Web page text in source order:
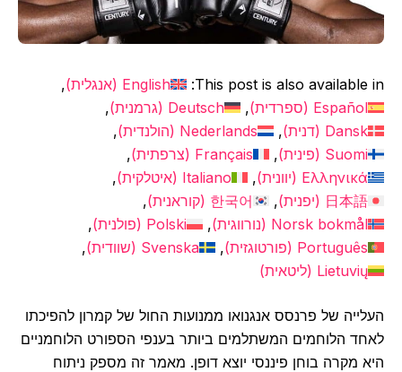
This post is also available in:
English
(אנגלית)
Español
(ספרדית)
Deutsch
(גרמנית)
Dansk
(דנית)
Nederlands
(הולנדית)
Suomi
(פינית)
Français
(צרפתית)
Ελληνικά
(יוונית)
Italiano
(איטלקית)
日本語
(יפנית)
한국어
(קוראנית)
Norsk bokmål
(נורווגית)
Polski
(פולנית)
Português
(פורטוגזית)
Svenska
(שוודית)
Lietuvių
(ליטאית)
העלייה של פרנסס אנגנואו ממנועות החול של קמרון להפיכתו
לאחד הלוחמים המשתלמים ביותר בענפי הספורט הלוחמניים
היא מקרה בוחן פיננסי יוצא דופן. מאמר זה מספק ניתוח